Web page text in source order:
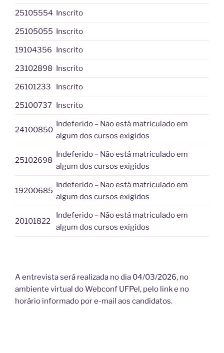
25105554 Inscrito
25105055 Inscrito
19104356 Inscrito
23102898 Inscrito
26101233 Inscrito
25100737 Inscrito
24100850
Indeferido – Não está matriculado em
algum dos cursos exigidos
25102698
Indeferido – Não está matriculado em
algum dos cursos exigidos
19200685
Indeferido – Não está matriculado em
algum dos cursos exigidos
20101822
Indeferido – Não está matriculado em
algum dos cursos exigidos
A entrevista será realizada no dia 04/03/2026, no
ambiente virtual do Webconf UFPel, pelo link e no
horário informado por e-mail aos candidatos.